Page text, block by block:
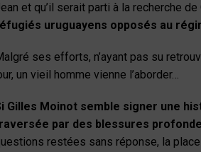
et qu’il serait parti à la recherche
uruguayens opposés au
ses efforts, n’ayant pas su
un vieil homme vienne l’aborder…
Gilles Moinot semble signer une
par des blessures
restées sans réponse, la